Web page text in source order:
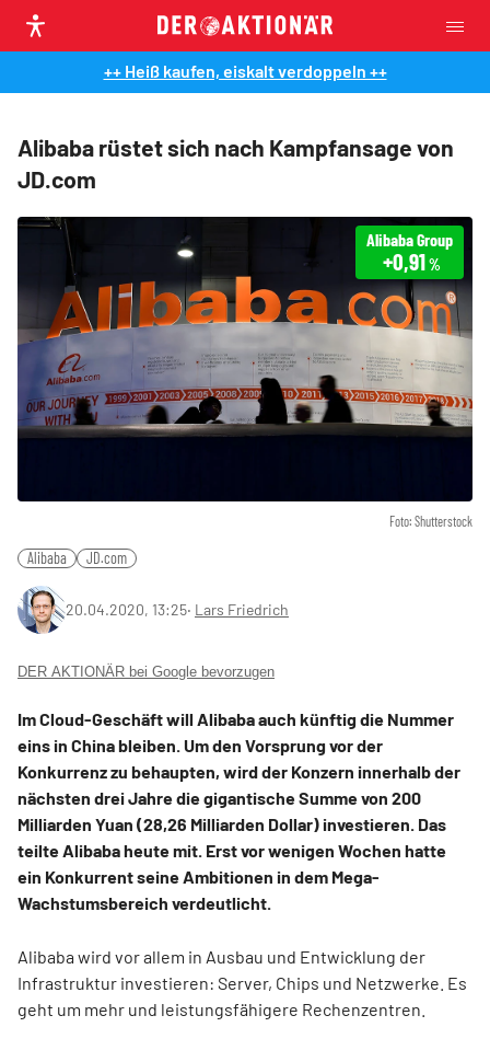
++ Heiß kaufen, eiskalt verdoppeln ++
Alibaba rüstet sich nach Kampfansage von
JD.com
Foto: Shutterstock
Alibaba Group
+0,91%
Alibaba JD.com
20.04.2020, 13:25‧ Lars Friedrich
DER AKTIONÄR bei Google bevorzugen
Im Cloud-Geschäft will Alibaba auch künftig die Nummer
eins in China bleiben. Um den Vorsprung vor der
Konkurrenz zu behaupten, wird der Konzern innerhalb der
nächsten drei Jahre die gigantische Summe von 200
Milliarden Yuan (28,26 Milliarden Dollar) investieren. Das
teilte Alibaba heute mit. Erst vor wenigen Wochen hatte
ein Konkurrent seine Ambitionen in dem Mega-
Wachstumsbereich verdeutlicht.
Alibaba wird vor allem in Ausbau und Entwicklung der
Infrastruktur investieren: Server, Chips und Netzwerke. Es
geht um mehr und leistungsfähigere Rechenzentren.